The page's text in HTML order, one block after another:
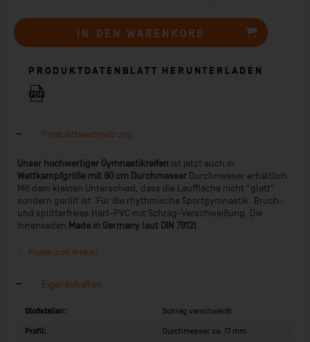
IN DEN WARENKORB
PRODUKTDATENBLATT HERUNTERLADEN
Produktbeschreibung
Unser hochwertiger Gymnastikreifen ist jetzt auch in
Wettkampfgröße mit 90 cm Durchmesser Durchmesser erhältlich.
Mit dem kleinen Unterschied, dass die Lauffläche nicht "glatt"
sondern gerillt ist. Für die rhythmische Sportgymnastik. Bruch-
und splitterfreies Hart-PVC mit Schräg-Verschweißung. Die
Innenseiten Made in Germany laut DIN 7912!
Fragen zum Artikel?
Eigenschaften
Stoßstellen: Schräg verschweißt
Profil: Durchmesser ca. 17 mm